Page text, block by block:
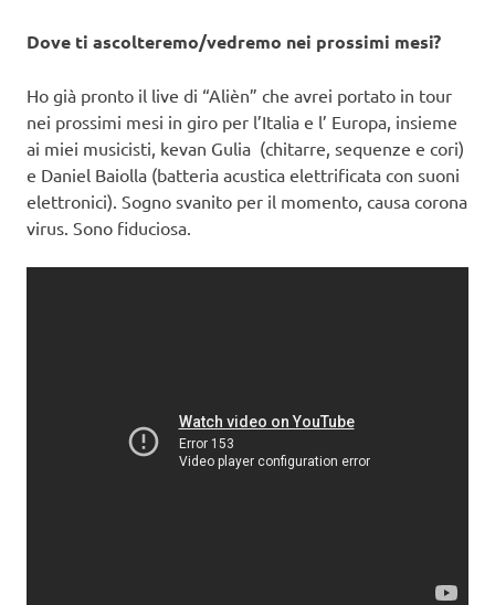
Dove ti ascolteremo/vedremo nei prossimi mesi?
Ho già pronto il live di “Alièn” che avrei portato in tour
nei prossimi mesi in giro per l’Italia e l’ Europa, insieme
ai miei musicisti, kevan Gulia (chitarre, sequenze e cori)
e Daniel Baiolla (batteria acustica elettrificata con suoni
elettronici). Sogno svanito per il momento, causa corona
virus. Sono fiduciosa.